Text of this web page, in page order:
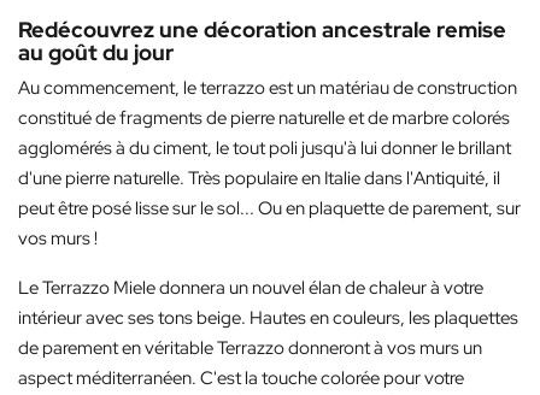
Redécouvrez une décoration ancestrale remise
au goût du jour
Au commencement, le terrazzo est un matériau de construction
constitué de fragments de pierre naturelle et de marbre colorés
agglomérés à du ciment, le tout poli jusqu'à lui donner le brillant
d'une pierre naturelle. Très populaire en Italie dans l'Antiquité, il
peut être posé lisse sur le sol... Ou en plaquette de parement, sur
vos murs !
Le Terrazzo Miele donnera un nouvel élan de chaleur à votre
intérieur avec ses tons beige. Hautes en couleurs, les plaquettes
de parement en véritable Terrazzo donneront à vos murs un
aspect méditerranéen. C'est la touche colorée pour votre